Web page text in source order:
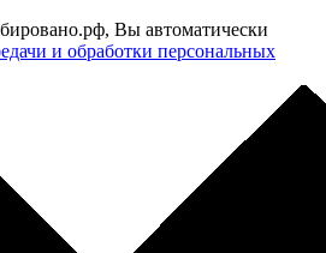
Вы автоматически
и обработки персональных